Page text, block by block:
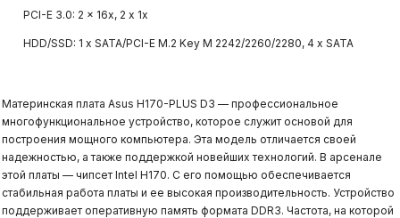
PCI-E 3.0: 2 x 16x, 2 х 1x
HDD/SSD: 1 x SATA/PCI-E M.2 Key M 2242/2260/2280, 4 x SATA
Материнская плата Asus H170-PLUS D3 — профессиональное
многофункциональное устройство, которое служит основой для
построения мощного компьютера. Эта модель отличается своей
надежностью, а также поддержкой новейших технологий. В арсенале
этой платы — чипсет Intel H170. С его помощью обеспечивается
стабильная работа платы и ее высокая производительность. Устройство
поддерживает оперативную память формата DDR3. Частота, на которой